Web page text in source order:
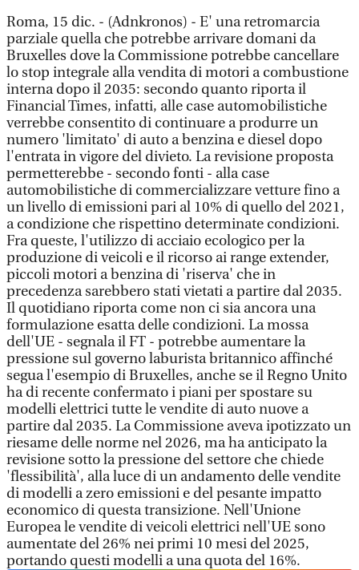
Roma, 15 dic. - (Adnkronos) - E' una retromarcia
parziale quella che potrebbe arrivare domani da
Bruxelles dove la Commissione potrebbe cancellare
lo stop integrale alla vendita di motori a combustione
interna dopo il 2035: secondo quanto riporta il
Financial Times, infatti, alle case automobilistiche
verrebbe consentito di continuare a produrre un
numero 'limitato' di auto a benzina e diesel dopo
l'entrata in vigore del divieto. La revisione proposta
permetterebbe - secondo fonti - alla case
automobilistiche di commercializzare vetture fino a
un livello di emissioni pari al 10% di quello del 2021,
a condizione che rispettino determinate condizioni.
Fra queste, l'utilizzo di acciaio ecologico per la
produzione di veicoli e il ricorso ai range extender,
piccoli motori a benzina di 'riserva' che in
precedenza sarebbero stati vietati a partire dal 2035.
Il quotidiano riporta come non ci sia ancora una
formulazione esatta delle condizioni. La mossa
dell'UE - segnala il FT - potrebbe aumentare la
pressione sul governo laburista britannico affinché
segua l'esempio di Bruxelles, anche se il Regno Unito
ha di recente confermato i piani per spostare su
modelli elettrici tutte le vendite di auto nuove a
partire dal 2035. La Commissione aveva ipotizzato un
riesame delle norme nel 2026, ma ha anticipato la
revisione sotto la pressione del settore che chiede
'flessibilità', alla luce di un andamento delle vendite
di modelli a zero emissioni e del pesante impatto
economico di questa transizione. Nell'Unione
Europea le vendite di veicoli elettrici nell'UE sono
aumentate del 26% nei primi 10 mesi del 2025,
portando questi modelli a una quota del 16%.